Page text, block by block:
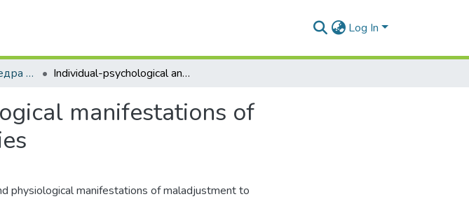
Log In
Наукові праці. Кафедра психіатрії, наркології, медичної психології та соціальної роботи Individual-psychological and physiological manifestations of maladjustment to educational activities
manifestations of
physiological manifestations of maladjustment to